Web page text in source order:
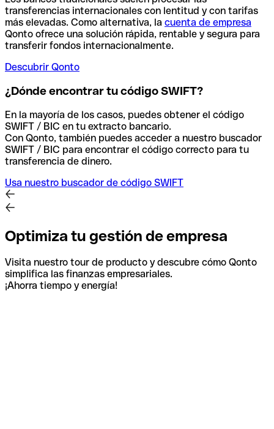
transferencias internacionales con lentitud y con tarifas
más elevadas. Como alternativa, la cuenta de empresa
Qonto ofrece una solución rápida, rentable y segura para
transferir fondos internacionalmente.
Descubrir Qonto
¿Dónde encontrar tu código SWIFT?
En la mayoría de los casos, puedes obtener el código
SWIFT / BIC en tu extracto bancario.
Con Qonto, también puedes acceder a nuestro buscador
SWIFT / BIC para encontrar el código correcto para tu
transferencia de dinero.
Usa nuestro buscador de código SWIFT
Optimiza tu gestión de empresa
Visita nuestro tour de producto y descubre cómo Qonto
simplifica las finanzas empresariales.
¡Ahorra tiempo y energía!